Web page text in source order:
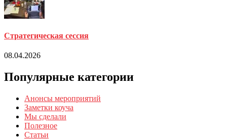
Стратегическая сессия
08.04.2026
Популярные категории
Анонсы мероприятий
Заметки коуча
Мы сделали
Полезное
Статьи